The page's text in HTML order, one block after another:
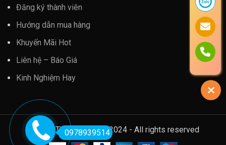
Đăng ký thành viên
Hướng dẫn mua hàng
Khuyến Mãi Hot
Liên hệ – Báo Giá
Kinh Nghiệm Hay
Kim Khí Thành Thắng @2024 - All rights reserved
0978939514